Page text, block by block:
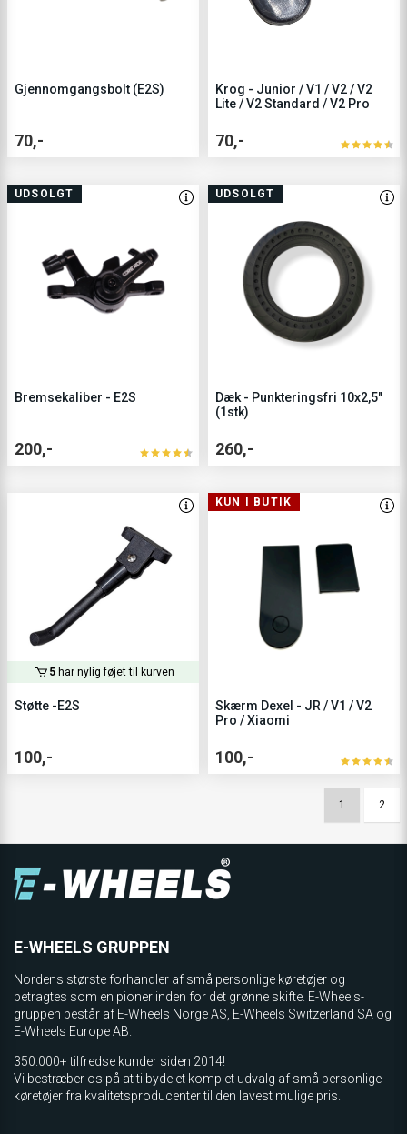
Gjennomgangsbolt (E2S)
70,-
Krog - Junior / V1 / V2 / V2
Lite / V2 Standard / V2 Pro
70,-
UDSOLGT
Bremsekaliber - E2S
200,-
UDSOLGT
Dæk - Punkteringsfri 10x2,5"
(1stk)
260,-
5har nylig føjet til kurven
Støtte -E2S
100,-
KUN I BUTIK
Skærm Dexel - JR / V1 / V2
Pro / Xiaomi
100,-
1 2
E-WHEELS GRUPPEN
Nordens største forhandler af små personlige køretøjer og
betragtes som en pioner inden for det grønne skifte. E-Wheels-
gruppen består af E-Wheels Norge AS, E­-Wheels Switzerland SA og
E-Wheels Europe AB.
350.000+ tilfredse kunder siden 2014!
Vi bestræber os på at tilbyde et komplet udvalg af små personlige
køretøjer fra kvalitetsproducenter til den lavest mulige pris.